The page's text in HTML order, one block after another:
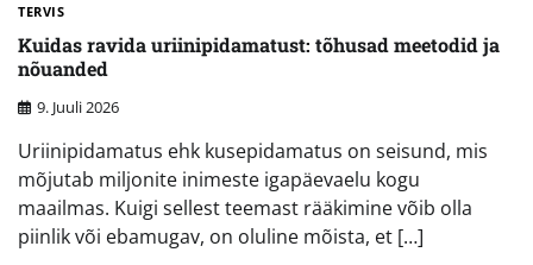
TERVIS
Kuidas ravida uriinipidamatust: tõhusad meetodid ja
nõuanded
9. Juuli 2026
Uriinipidamatus ehk kusepidamatus on seisund, mis
mõjutab miljonite inimeste igapäevaelu kogu
maailmas. Kuigi sellest teemast rääkimine võib olla
piinlik või ebamugav, on oluline mõista, et […]